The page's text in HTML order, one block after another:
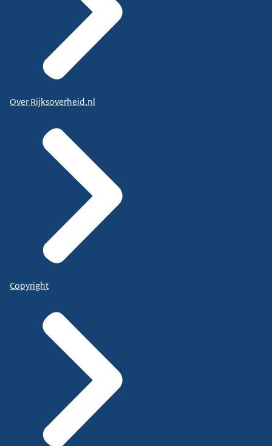
Over Rijksoverheid.nl
Copyright